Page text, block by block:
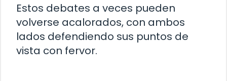
Estos debates a veces pueden
volverse acalorados, con ambos
lados defendiendo sus puntos de
vista con fervor.